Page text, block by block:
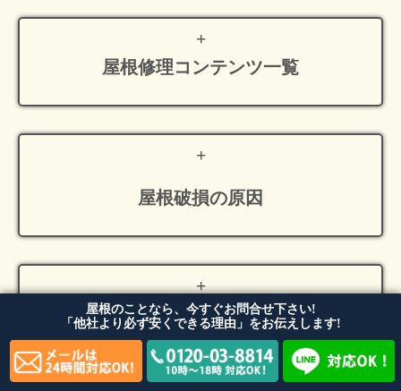
屋根修理コンテンツ一覧
屋根破損の原因
ケイミュー社の
屋根材について
屋根のことなら、今すぐお問合せ下さい!
「他社より必ず安くできる理由」をお伝えします!